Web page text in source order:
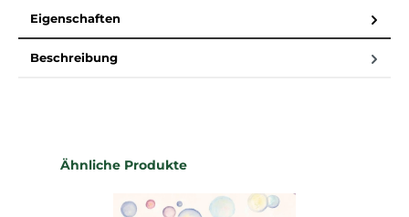
Eigenschaften
Beschreibung
Produktgalerie überspringen
Ähnliche Produkte